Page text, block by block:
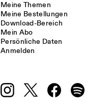
Meine Themen
Meine Bestellungen
Download-Bereich
Mein Abo
Persönliche Daten
Anmelden